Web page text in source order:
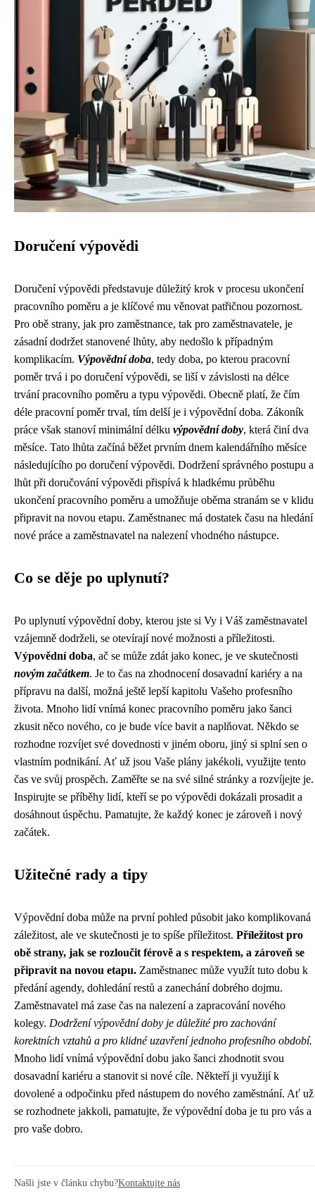
Doručení výpovědi
Doručení výpovědi představuje důležitý krok v procesu ukončení
pracovního poměru a je klíčové mu věnovat patřičnou pozornost.
Pro obě strany, jak pro zaměstnance, tak pro zaměstnavatele, je
zásadní dodržet stanovené lhůty, aby nedošlo k případným
komplikacím. Výpovědní doba, tedy doba, po kterou pracovní
poměr trvá i po doručení výpovědi, se liší v závislosti na délce
trvání pracovního poměru a typu výpovědi. Obecně platí, že čím
déle pracovní poměr trval, tím delší je i výpovědní doba. Zákoník
práce však stanoví minimální délku výpovědní doby, která činí dva
měsíce. Tato lhůta začíná běžet prvním dnem kalendářního měsíce
následujícího po doručení výpovědi. Dodržení správného postupu a
lhůt při doručování výpovědi přispívá k hladkému průběhu
ukončení pracovního poměru a umožňuje oběma stranám se v klidu
připravit na novou etapu. Zaměstnanec má dostatek času na hledání
nové práce a zaměstnavatel na nalezení vhodného nástupce.
Co se děje po uplynutí?
Po uplynutí výpovědní doby, kterou jste si Vy i Váš zaměstnavatel
vzájemně dodrželi, se otevírají nové možnosti a příležitosti.
Výpovědní doba, ač se může zdát jako konec, je ve skutečnosti
novým začátkem. Je to čas na zhodnocení dosavadní kariéry a na
přípravu na další, možná ještě lepší kapitolu Vašeho profesního
života. Mnoho lidí vnímá konec pracovního poměru jako šanci
zkusit něco nového, co je bude více bavit a naplňovat. Někdo se
rozhodne rozvíjet své dovednosti v jiném oboru, jiný si splní sen o
vlastním podnikání. Ať už jsou Vaše plány jakékoli, využijte tento
čas ve svůj prospěch. Zaměřte se na své silné stránky a rozvíjejte je.
Inspirujte se příběhy lidí, kteří se po výpovědi dokázali prosadit a
dosáhnout úspěchu. Pamatujte, že každý konec je zároveň i nový
začátek.
Užitečné rady a tipy
Výpovědní doba může na první pohled působit jako komplikovaná
záležitost, ale ve skutečnosti je to spíše příležitost. Příležitost pro
obě strany, jak se rozloučit férově a s respektem, a zároveň se
připravit na novou etapu. Zaměstnanec může využít tuto dobu k
předání agendy, dohledání restů a zanechání dobrého dojmu.
Zaměstnavatel má zase čas na nalezení a zapracování nového
kolegy. Dodržení výpovědní doby je důležité pro zachování
korektních vztahů a pro klidné uzavření jednoho profesního období.
Mnoho lidí vnímá výpovědní dobu jako šanci zhodnotit svou
dosavadní kariéru a stanovit si nové cíle. Někteří ji využijí k
dovolené a odpočinku před nástupem do nového zaměstnání. Ať už
se rozhodnete jakkoli, pamatujte, že výpovědní doba je tu pro vás a
pro vaše dobro.
Našli jste v článku chybu?Kontaktujte nás